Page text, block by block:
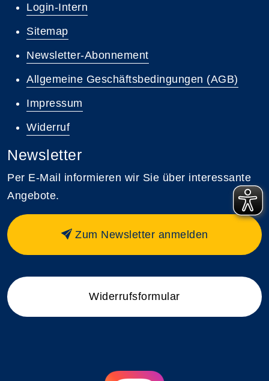
Login-Intern
Sitemap
Newsletter-Abonnement
Allgemeine Geschäftsbedingungen (AGB)
Impressum
Widerruf
Newsletter
Per E-Mail informieren wir Sie über interessante
Angebote.
Zum Newsletter anmelden
Widerrufsformular